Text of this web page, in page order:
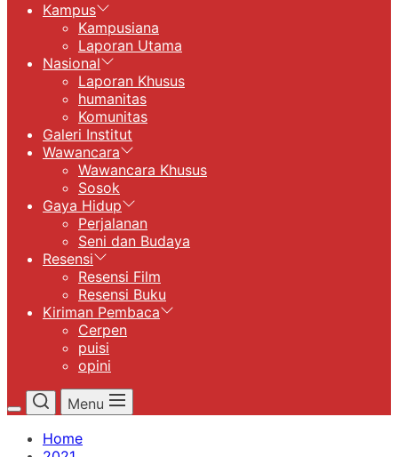
Kampus
Kampusiana
Laporan Utama
Nasional
Laporan Khusus
humanitas
Komunitas
Galeri Institut
Wawancara
Wawancara Khusus
Sosok
Gaya Hidup
Perjalanan
Seni dan Budaya
Resensi
Resensi Film
Resensi Buku
Kiriman Pembaca
Cerpen
puisi
opini
Menu
Home